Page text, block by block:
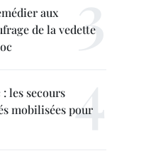
aux
de la vedette
les secours
mobilisées pour